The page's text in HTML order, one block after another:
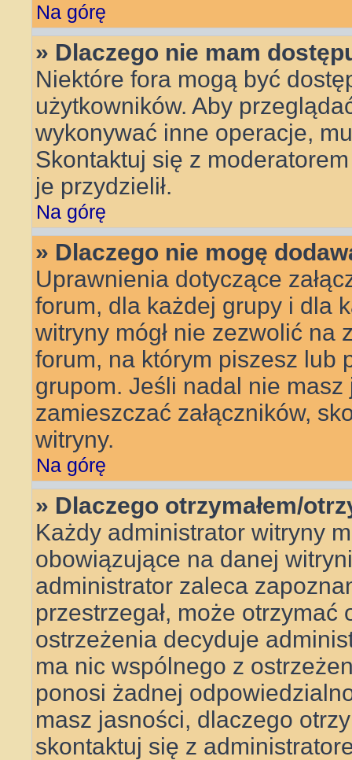
Na górę
» Dlaczego nie mam
Niektóre fora mogą być
użytkowników. Aby
wykonywać inne operacje,
Skontaktuj się z
je przydzielił.
Na górę
» Dlaczego nie mogę
Uprawnienia dotyczące
forum, dla każdej grupy i dla
witryny mógł nie zezwolić na
forum, na którym piszesz lub
grupom. Jeśli nadal nie
zamieszczać załączników,
witryny.
Na górę
» Dlaczego otrzymałem/
Każdy administrator witryny
obowiązujące na danej
administrator zaleca
przestrzegał, może
ostrzeżenia decyduje
ma nic wspólnego z
ponosi żadnej
masz jasności, dlaczego
skontaktuj się z